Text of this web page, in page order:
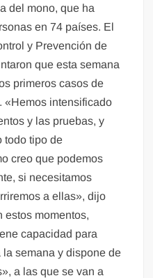
del mono, que ha
en 74 países. El
y Prevención de
que esta semana
primeros casos de
«Hemos intensificado
y las pruebas, y
todo tipo de
creo que podemos
si necesitamos
a ellas», dijo
estos momentos,
capacidad para
semana y dispone de
a las que se van a